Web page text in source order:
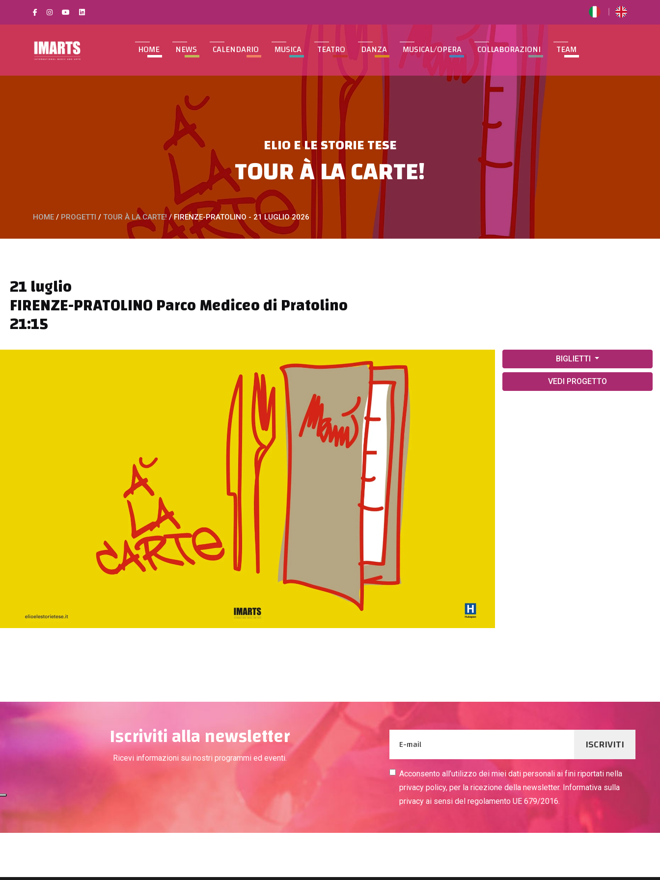
HOME NEWS CALENDARIO MUSICA TEATRO DANZA MUSICAL/OPERA COLLABORAZIONI TEAM
ELIO E LE STORIE TESE
TOUR À LA CARTE!
HOME / PROGETTI / TOUR À LA CARTE! / FIRENZE-PRATOLINO - 21 LUGLIO 2026
21 luglio
FIRENZE-PRATOLINO Parco Mediceo di Pratolino
21:15
BIGLIETTI
VEDI PROGETTO
Iscriviti alla newsletter
Ricevi informazioni sui nostri programmi ed eventi.
ISCRIVITI
Acconsento all’utilizzo dei miei dati personali ai fini riportati nella
privacy policy, per la ricezione della newsletter. Informativa sulla
privacy ai sensi del regolamento UE 679/2016.